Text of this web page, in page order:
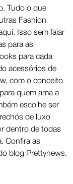
Tudo o que
Fashion
Isso sem falar
para as
para cada
acessórios de
com o conceito
quem ama a
escolhe ser
de luxo
dentro de todas
Confira as
blog Prettynews.